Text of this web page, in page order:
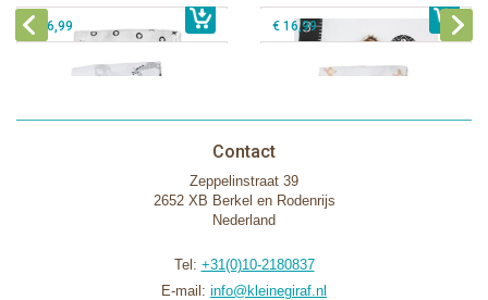
€ 16,99 € 16,99
Contact
Zeppelinstraat 39
2652 XB Berkel en Rodenrijs
Nederland
Tel: +31(0)10-2180837
E-mail: info@kleinegiraf.nl